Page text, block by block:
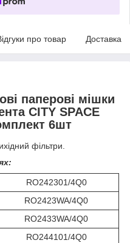
про товар Доставка
паперові мішки
CITY SPACE
6шт
фільтри.
RO242301/4Q0
RO2423WA/4Q0
RO2433WA/4Q0
RO244101/4Q0